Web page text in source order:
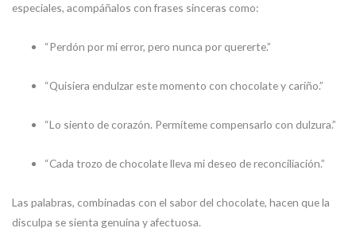
especiales, acompáñalos con frases sinceras como:
“Perdón por mi error, pero nunca por quererte.”
“Quisiera endulzar este momento con chocolate y cariño.”
“Lo siento de corazón. Permíteme compensarlo con dulzura.”
“Cada trozo de chocolate lleva mi deseo de reconciliación.”
Las palabras, combinadas con el sabor del chocolate, hacen que la
disculpa se sienta genuina y afectuosa.